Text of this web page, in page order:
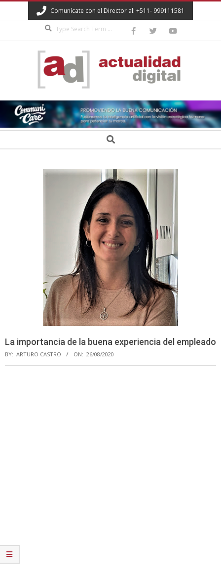
to
Comunícate con el Director al: +511- 999111581
ACTUALIDAD
DIGITAL Search
La importancia de la buena experiencia del empleado
BY: ARTURO CASTRO ON: 26/08/2020